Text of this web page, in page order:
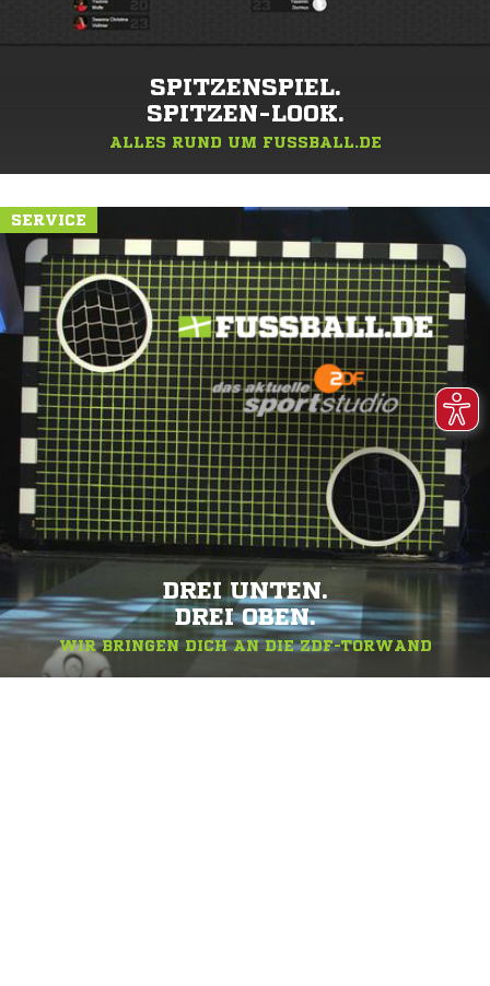
SPITZENSPIEL.
SPITZEN-LOOK.
ALLES RUND UM FUSSBALL.DE
SERVICE
DREI UNTEN.
DREI OBEN.
WIR BRINGEN DICH AN DIE ZDF-TORWAND